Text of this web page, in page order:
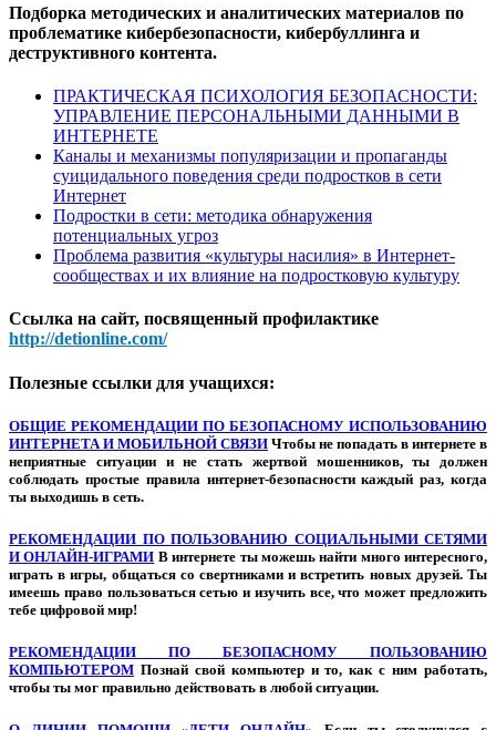
Подборка методических и аналитических материалов по
проблематике кибербезопасности, кибербуллинга и
деструктивного контента.
ПРАКТИЧЕСКАЯ ПСИХОЛОГИЯ БЕЗОПАСНОСТИ:
УПРАВЛЕНИЕ ПЕРСОНАЛЬНЫМИ ДАННЫМИ В
ИНТЕРНЕТЕ
Каналы и механизмы популяризации и пропаганды
суицидального поведения среди подростков в сети
Интернет
Подростки в сети: методика обнаружения
потенциальных угроз
Проблема развития «культуры насилия» в Интернет-
сообществах и их влияние на подростковую культуру
Ссылка на сайт, посвященный профилактике
http://detionline.com/
Полезные ссылки для учащихся:
ОБЩИЕ РЕКОМЕНДАЦИИ ПО БЕЗОПАСНОМУ ИСПОЛЬЗОВАНИЮ
ИНТЕРНЕТА И МОБИЛЬНОЙ СВЯЗИ Чтобы не попадать в интернете в
неприятные ситуации и не стать жертвой мошенников, ты должен
соблюдать простые правила интернет-безопасности каждый раз, когда
ты выходишь в сеть.
РЕКОМЕНДАЦИИ ПО ПОЛЬЗОВАНИЮ СОЦИАЛЬНЫМИ СЕТЯМИ
И ОНЛАЙН-ИГРАМИ В интернете ты можешь найти много интересного,
играть в игры, общаться со свертниками и встретить новых друзей. Ты
имеешь право пользоваться сетью и изучить все, что может предложить
тебе цифровой мир!
РЕКОМЕНДАЦИИ ПО БЕЗОПАСНОМУ ПОЛЬЗОВАНИЮ
КОМПЬЮТЕРОМ Познай свой компьютер и то, как с ним работать,
чтобы ты мог правильно действовать в любой ситуации.